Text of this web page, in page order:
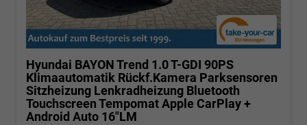
Hyundai BAYONTrend 1.0 T-GDI 90PS
Klimaautomatik Rückf.Kamera Parksensoren
Sitzheizung Lenkradheizung Bluetooth
Touchscreen Tempomat Apple CarPlay +
Android Auto 16"LM